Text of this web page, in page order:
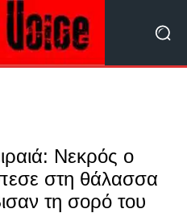
Νεκρός ο
στη θάλασσα
τη σορό του